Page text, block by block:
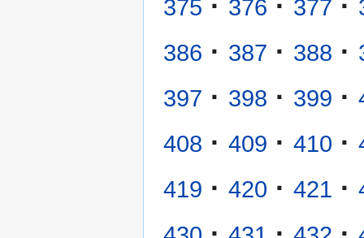
375
376 377
386 · 387 · 388 ·
397 · 398 · 399 ·
408 · 409 · 410 ·
419 · 420 · 421 ·